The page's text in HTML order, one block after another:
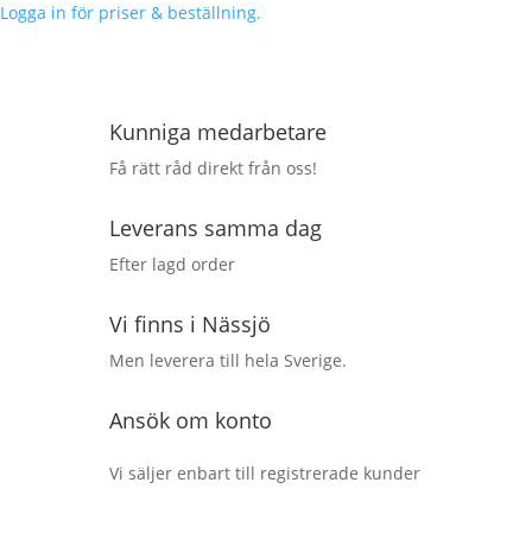
Logga in för priser & beställning.
Kunniga medarbetare
Få rätt råd direkt från oss!
Leverans samma dag
Efter lagd order
Vi finns i Nässjö
Men leverera till hela Sverige.
Ansök om konto
Vi säljer enbart till registrerade kunder